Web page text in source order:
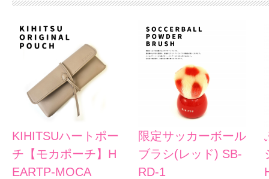
KIHITSUハートポー
チ【モカポーチ】H
EARTP-MOCA
限定サッカーボール
ブラシ(レッド) SB-
RD-1